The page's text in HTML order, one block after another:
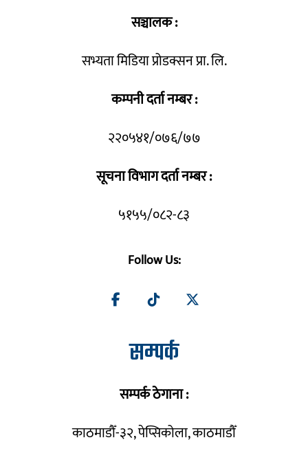
सञ्चालक :
सभ्यता मिडिया प्रोडक्सन प्रा. लि.
कम्पनी दर्ता नम्बर :
२२०५४१/०७६/७७
सूचना विभाग दर्ता नम्बर :
५१५५/०८२-८३
Follow Us:
सम्पर्क
सम्पर्क ठेगाना :
काठमाडौँ-३२, पेप्सिकोला, काठमाडौँ